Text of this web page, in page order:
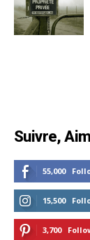
Suivre,
55,000
15,500
3,700